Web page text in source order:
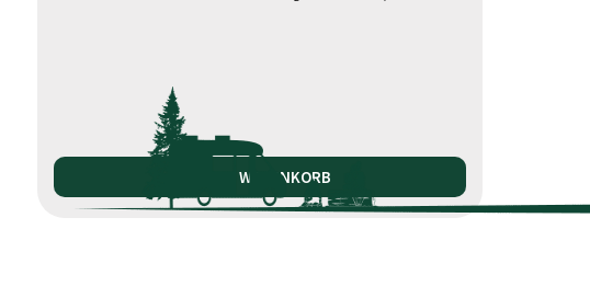
IN DEN WARENKORB